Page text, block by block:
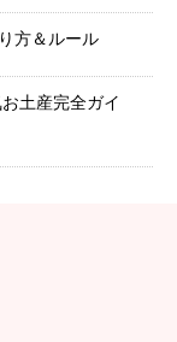
方＆ルール
土産完全ガイ